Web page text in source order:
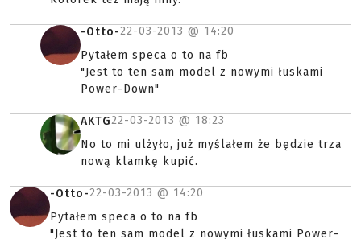
-Otto-22-03-2013 @ 14:20
Pytałem speca o to na fb
"Jest to ten sam model z nowymi łuskami
Power-Down"
AKTG22-03-2013 @ 18:23
No to mi ulżyło, już myślałem że będzie trza
nową klamkę kupić.
-Otto-22-03-2013 @ 14:20
Pytałem speca o to na fb
"Jest to ten sam model z nowymi łuskami Power-